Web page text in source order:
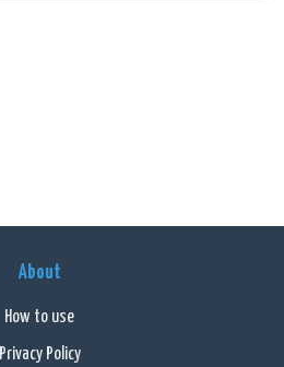
About
How to use
Privacy Policy